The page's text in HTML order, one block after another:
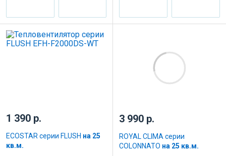
1 390 р.
ECOSTAR серии FLUSH на 25
кв.м.
3 990 р.
ROYAL CLIMA серии
COLONNATO на 25 кв.м.